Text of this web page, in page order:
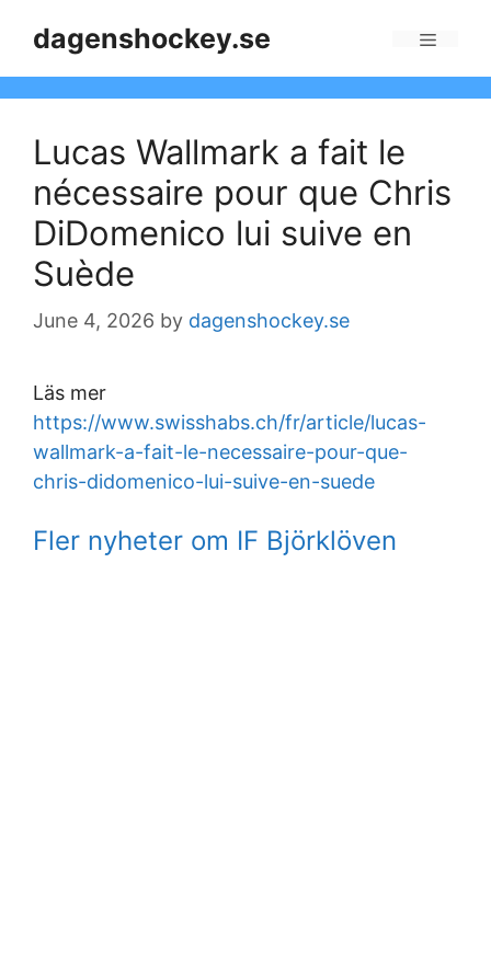
dagenshockey.se
Lucas Wallmark a fait le
nécessaire pour que Chris
DiDomenico lui suive en
Suède
June 4, 2026 by dagenshockey.se
Läs mer
https://www.swisshabs.ch/fr/article/lucas-
wallmark-a-fait-le-necessaire-pour-que-
chris-didomenico-lui-suive-en-suede
Fler nyheter om IF Björklöven